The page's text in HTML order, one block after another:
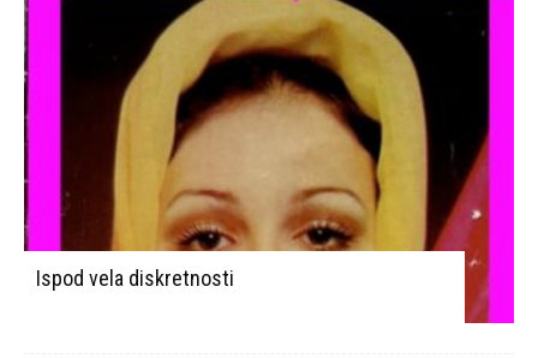
Ispod vela diskretnosti